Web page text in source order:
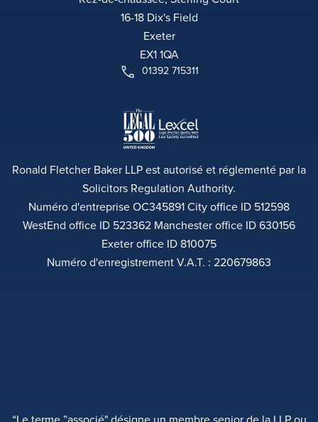
16-18 Dix's Field
Exeter
EX1 1QA
01392 715311
Ronald Fletcher Baker LLP est autorisé et réglementé par la
Solicitors Regulation Authority.
Numéro d'entreprise OC345891 City office ID 512598
WestEnd office ID 523362 Manchester office ID 630156
Exeter office ID 810075
Numéro d'enregistrement V.A.T. : 220679863